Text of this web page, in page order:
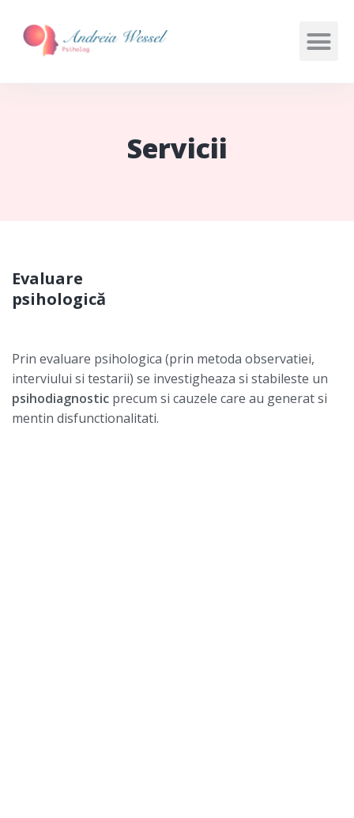
Servicii
Evaluare
psihologică
Prin evaluare psihologica (prin metoda observatiei,
interviului si testarii) se investigheaza si stabileste un
psihodiagnostic precum si cauzele care au generat si
mentin disfunctionalitati.